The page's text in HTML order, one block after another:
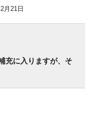
21日
充に入りますが、そ